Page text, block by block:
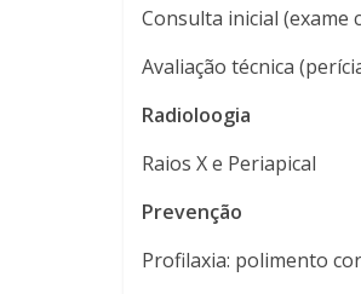
Consulta inicial
Avaliação técnica
Radioloogia
Raios X e Periapical
Prevenção
Profilaxia: polimento